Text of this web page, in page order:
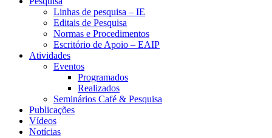
Linhas de pesquisa – IE
Editais de Pesquisa
Normas e Procedimentos
Escritório de Apoio – EAIP
Atividades
Eventos
Programados
Realizados
Seminários Café & Pesquisa
Publicações
Vídeos
Notícias